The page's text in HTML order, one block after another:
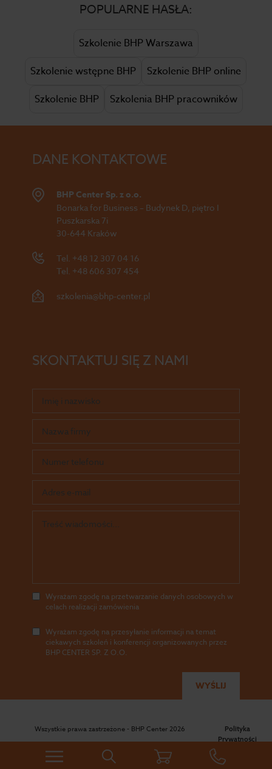
POPULARNE HASŁA:
Szkolenie BHP Warszawa
Szkolenie wstępne BHP
Szkolenie BHP online
Szkolenie BHP
Szkolenia BHP pracowników
DANE KONTAKTOWE
BHP Center Sp. z o.o.
Bonarka for Business – Budynek D, piętro I
Puszkarska 7i
30-644 Kraków
Tel. +48 12 307 04 16
Tel. +48 606 307 454
szkolenia@bhp-center.pl
SKONTAKTUJ SIĘ Z NAMI
Wyrażam zgodę na przetwarzanie danych osobowych w
celach realizacji zamówienia
Wyrażam zgodę na przesyłanie informacji na temat
ciekawych szkoleń i konferencji organizowanych przez
BHP CENTER SP. Z O.O.
Wszystkie prawa zastrzeżone - BHP Center 2026
Polityka
Prywatności
|